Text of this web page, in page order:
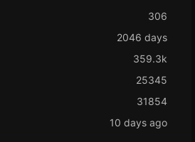
306
2046 days
359.3k
25345
31854
10 days ago